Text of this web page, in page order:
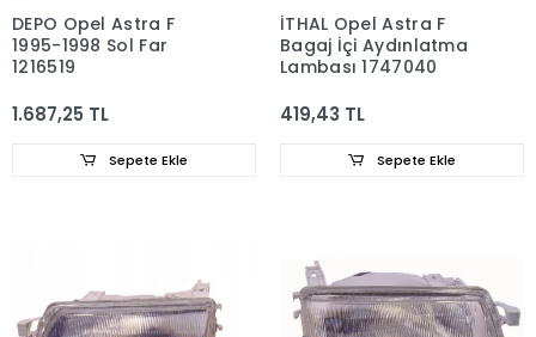
DEPO Opel Astra F
1995-1998 Sol Far
1216519
1.687,25 TL
Sepete Ekle
İTHAL Opel Astra F
Bagaj İçi Aydınlatma
Lambası 1747040
419,43 TL
Sepete Ekle